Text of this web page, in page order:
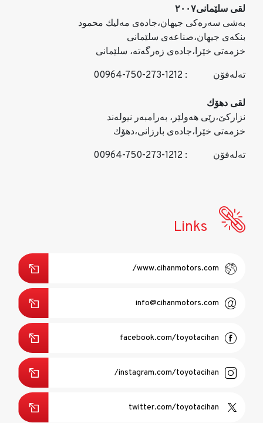
لقی سلێمانی٢٠٠٧
به‌شی سه‌ره‌كی جیهان،جاده‌ی مه‌لیك محمود
بنكه‌ی جیهان،صناعه‌ی سلێمانی
خزمه‌تی خێرا،جاده‌ی زه‌رگه‌ته‌، سلێمانی
ته‌له‌فۆن
: 00964-750-273-1212
لقی دهۆك
نزاركێ،رێی هه‌ولێر، به‌رامبه‌ر نیو‌له‌ند
خزمه‌تی خێرا،جاده‌ی بارزانی،دهۆك
ته‌له‌فۆن
: 00964-750-273-1212
Links
www.cihanmotors.com/
info@cihanmotors.com
facebook.com/toyotacihan
instagram.com/toyotacihan/
twitter.com/toyotacihan